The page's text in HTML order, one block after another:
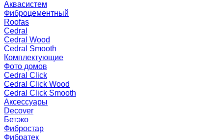
Аквасистем
Фиброцементный
Roofas
Cedral
Cedral Wood
Cedral Smooth
Комплектующие
Фото домов
Cedral Click
Cedral Click Wood
Cedral Click Smooth
Аксессуары
Decover
Бетэко
Фибростар
Фибратек